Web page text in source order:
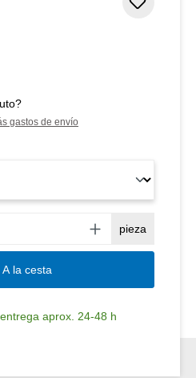
gastos de envío
pieza
A la cesta
aprox. 24-48 h